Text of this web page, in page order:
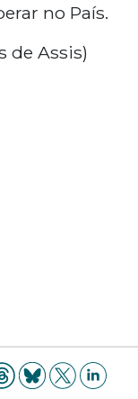
no País.
de Assis)